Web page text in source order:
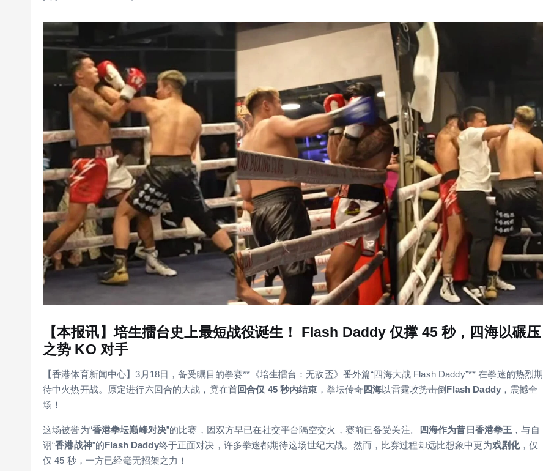
【本报讯】培生擂台史上最短战役诞生！ Flash Daddy 仅撑 45 秒，四海以碾压
之势 KO 对手
【香港体育新闻中心】3月18日，备受瞩目的拳赛**《培生擂台：无敌盃》番外篇“四海大战 Flash Daddy”** 在拳迷的热烈期
待中火热开战。原定进行六回合的大战，竟在首回合仅 45 秒内结束 ，拳坛传奇四海以雷霆攻势击倒Flash Daddy ，震撼全
场！
这场被誉为“香港拳坛巅峰对决”的比赛，因双方早已在社交平台隔空交火，赛前已备受关注。 四海作为昔日香港拳王 ，与自
诩“香港战神”的Flash Daddy终于正面对决，许多拳迷都期待这场世纪大战。然而，比赛过程却远比想象中更为戏剧化，仅
仅 45 秒，一方已经毫无招架之力！